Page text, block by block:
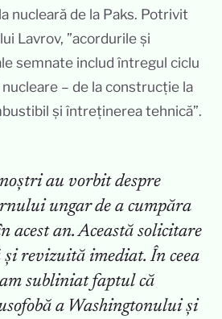
nucleară de la Paks. Potrivit
Lavrov, ”acordurile și
semnate includ întregul ciclu
– de la construcție la
și întreținerea tehnică”.
au vorbit despre
ungar de a cumpăra
acest an. Această solicitare
revizuită imediat. În ceea
subliniat faptul că
a Washingtonului și